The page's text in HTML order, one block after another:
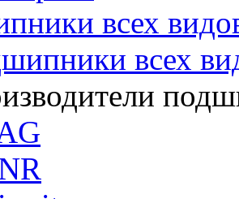
всех
всех